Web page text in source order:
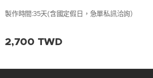
製作時間:35天(含國定假日，急單私訊洽詢）
2,700 TWD